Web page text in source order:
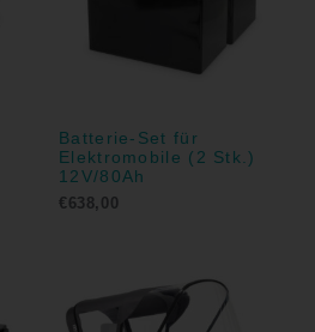
Batterie-Set für
Elektromobile (2 Stk.)
12V/80Ah
€ 638,00